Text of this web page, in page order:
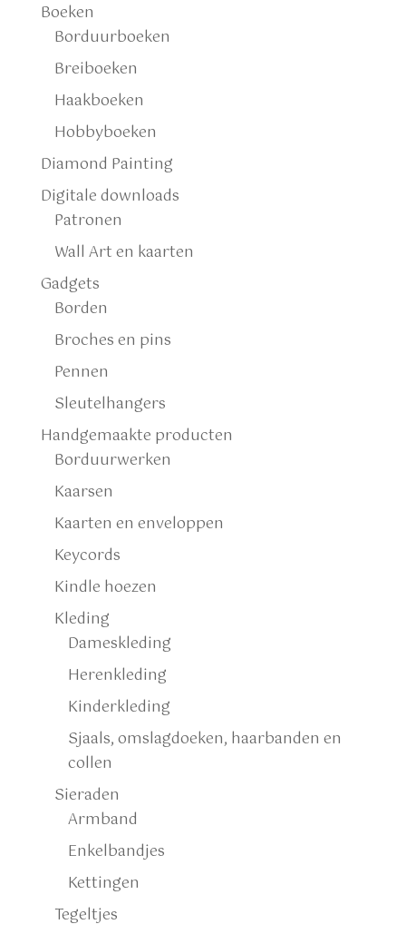
Boeken
Borduurboeken
Breiboeken
Haakboeken
Hobbyboeken
Diamond Painting
Digitale downloads
Patronen
Wall Art en kaarten
Gadgets
Borden
Broches en pins
Pennen
Sleutelhangers
Handgemaakte producten
Borduurwerken
Kaarsen
Kaarten en enveloppen
Keycords
Kindle hoezen
Kleding
Dameskleding
Herenkleding
Kinderkleding
Sjaals, omslagdoeken, haarbanden en
collen
Sieraden
Armband
Enkelbandjes
Kettingen
Tegeltjes